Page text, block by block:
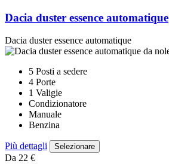
Dacia duster essence automatique
Dacia duster essence automatique
5 Posti a sedere
4 Porte
1 Valigie
Condizionatore
Manuale
Benzina
Più dettagli Selezionare
Da 22 €